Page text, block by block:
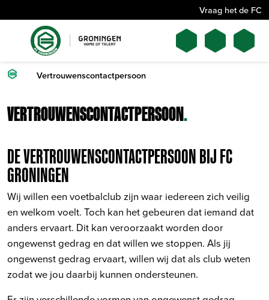
Vraag het de FC
Vertrouwenscontactpersoon
VERTROUWENSCONTACTPERSOON.
DE VERTROUWENSCONTACTPERSOON BIJ FC
GRONINGEN
Wij willen een voetbalclub zijn waar iedereen zich veilig
en welkom voelt. Toch kan het gebeuren dat iemand dat
anders ervaart. Dit kan veroorzaakt worden door
ongewenst gedrag en dat willen we stoppen. Als jij
ongewenst gedrag ervaart, willen wij dat als club weten
zodat we jou daarbij kunnen ondersteunen.